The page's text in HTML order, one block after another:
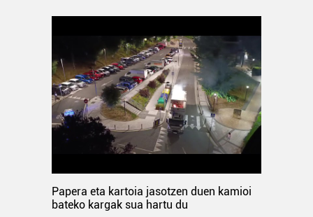
Papera eta kartoia jasotzen duen kamioi
bateko kargak sua hartu du